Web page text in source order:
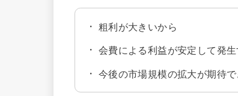
粗利が大きいから
会費による利益が安定して発
今後の市場規模の拡大が期待